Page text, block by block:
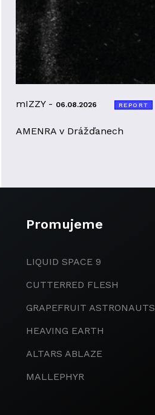
mIZZY - 06.08.2026 REPORT
AMENRA v Drážďanech
Promujeme
LIQUID SPACE 9
CUTTERRED FLESH
GRAPEFRUIT ASTRONAUTS
HEAVING EARTH
ALTARS ABLAZE
MALLEPHYR